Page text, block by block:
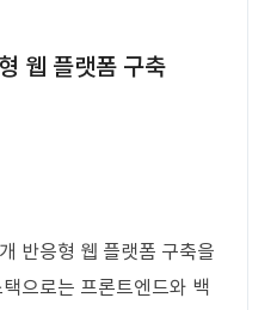
웹 플랫폼 구축
반응형 웹 플랫폼 구축을
으로는 프론트엔드와 백